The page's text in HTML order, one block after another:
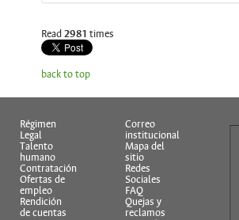
Read 2981 times
back to top
Régimen
Legal
Talento
humano
Contratación
Ofertas de
empleo
Rendición
de cuentas
Correo
institucional
Mapa del
sitio
Redes
Sociales
FAQ
Quejas y
reclamos